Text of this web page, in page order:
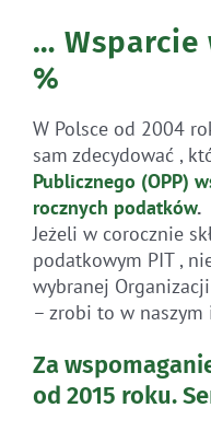
… Wsparcie
%
W Polsce od 2004
sam zdecydować ,
Publicznego (OPP)
rocznych podatków.
Jeżeli w corocznie
podatkowym PIT ,
wybranej
– zrobi to w naszym
Za
od 2015 roku.